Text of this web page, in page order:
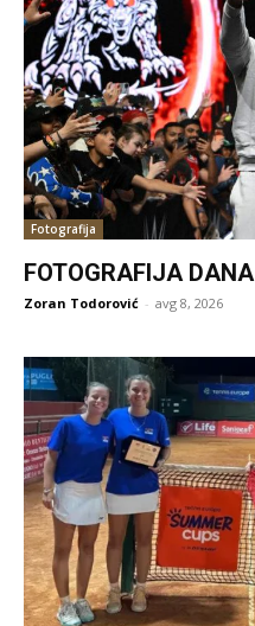
Fotografija
FOTOGRAFIJA DANA
Zoran Todorović - avg 8, 2026